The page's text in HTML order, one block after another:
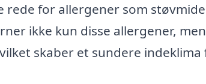
for allergener som
ikke kun disse allergener, men
skaber et sundere indeklima